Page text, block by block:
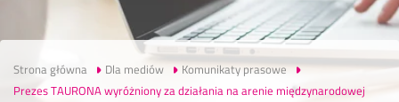
si
ę
Strona główna Dla mediów
Komunikaty prasowe
Prezes TAURONA wyróżniony za działania na arenie międzynarodowej